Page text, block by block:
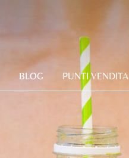
BLOG PUNTI VENDITA